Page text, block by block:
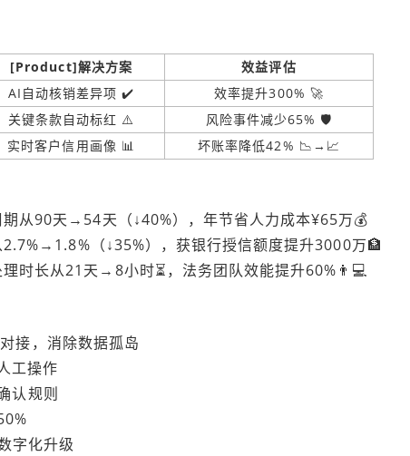
[Product]解决方案
效益评估
AI自动核销差异项 ✔️
效率提升300% 🚀
关键条款自动标红 ⚠️
风险事件减少65% 🛡️
实时客户信用画像 📊 坏账率降低42% 📉→📈
从90天→54天（↓40%），年节省人力成本¥65万💰
（↓35%），获银行授信额度提升3000万🏦
时长从21天→8小时⏳，法务团队效能提升60%👨💻
接，消除数据孤岛
工操作
认规则
字化升级